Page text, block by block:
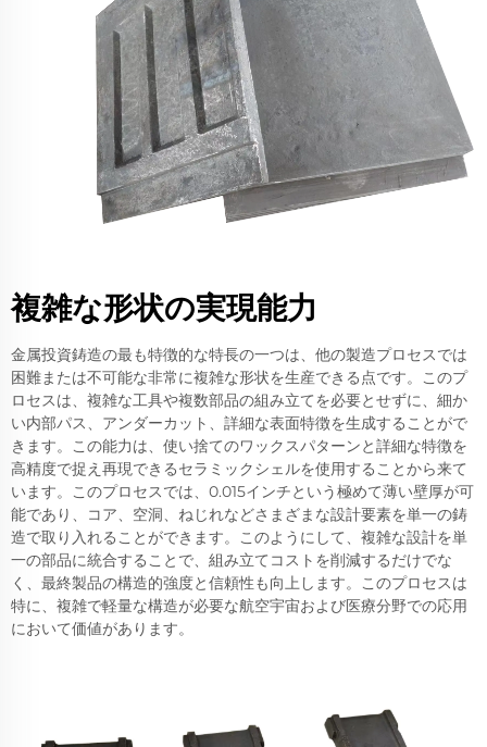
複雑な形状の実現能力
金属投資鋳造の最も特徴的な特長の一つは、他の製造プロセスでは
困難または不可能な非常に複雑な形状を生産できる点です。このプ
ロセスは、複雑な工具や複数部品の組み立てを必要とせずに、細か
い内部パス、アンダーカット、詳細な表面特徴を生成することがで
きます。この能力は、使い捨てのワックスパターンと詳細な特徴を
高精度で捉え再現できるセラミックシェルを使用することから来て
います。このプロセスでは、0.015インチという極めて薄い壁厚が可
能であり、コア、空洞、ねじれなどさまざまな設計要素を単一の鋳
造で取り入れることができます。このようにして、複雑な設計を単
一の部品に統合することで、組み立てコストを削減するだけでな
く、最終製品の構造的強度と信頼性も向上します。このプロセスは
特に、複雑で軽量な構造が必要な航空宇宙および医療分野での応用
において価値があります。